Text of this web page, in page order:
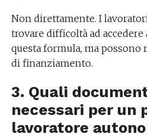
Non direttamente. I
trovare difficoltà ad
questa formula, ma possono
di finanziamento.
3. Quali
necessari per un
lavoratore